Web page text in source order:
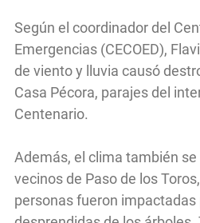
Según el coordinador del
Emergencias (CECOED),
de viento y lluvia causó
Casa Pécora, parajes del
Centenario.
Además, el clima también
vecinos de Paso de los
personas fueron impactadas